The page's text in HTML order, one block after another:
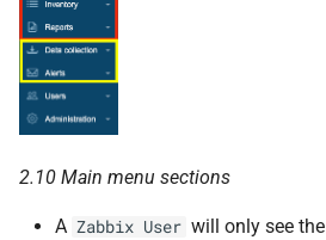
2.10 Main menu sections
A Zabbix User will only see the